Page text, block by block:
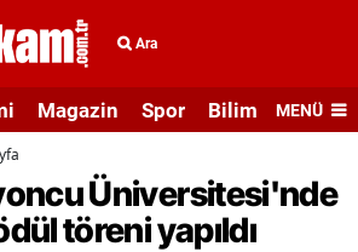
Ara
Magazin Spor Bilim veMENÜ
Üniversitesi'nde
töreni yapıldı